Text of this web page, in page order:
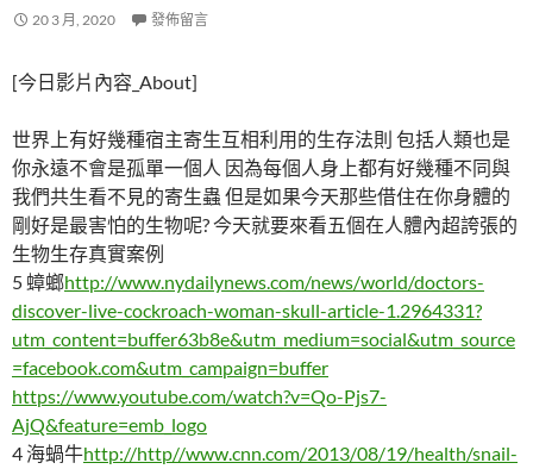
20 3 月, 2020 發佈留言
[今日影片內容_About]
世界上有好幾種宿主寄生互相利用的生存法則 包括人類也是
你永遠不會是孤單一個人 因為每個人身上都有好幾種不同與
我們共生看不見的寄生蟲 但是如果今天那些借住在你身體的
剛好是最害怕的生物呢? 今天就要來看五個在人體內超誇張的
生物生存真實案例
5 蟑螂http://www.nydailynews.com/news/world/doctors-
discover-live-cockroach-woman-skull-article-1.2964331?
utm_content=buffer63b8e&utm_medium=social&utm_source
=facebook.com&utm_campaign=buffer
https://www.youtube.com/watch?v=Qo-Pjs7-
AjQ&feature=emb_logo
4 海蝸牛http://http//www.cnn.com/2013/08/19/health/snail-